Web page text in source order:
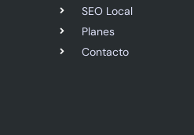
SEO Local
Planes
Contacto